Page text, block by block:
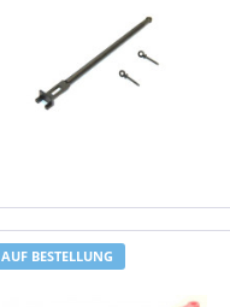
AUF BESTELLUNG